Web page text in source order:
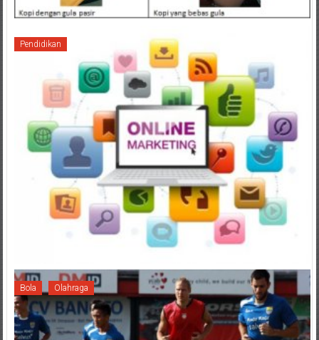
Pendidikan
Bola Olahraga